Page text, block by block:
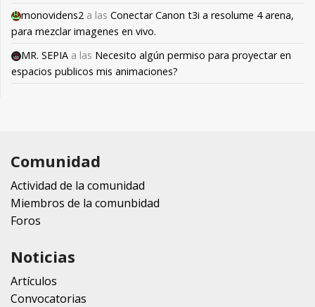
monovidens2 a las Conectar Canon t3i a resolume 4 arena,
para mezclar imagenes en vivo.
MR. SEPIA a las Necesito algún permiso para proyectar en
espacios publicos mis animaciones?
Comunidad
Actividad de la comunidad
Miembros de la comunbidad
Foros
Noticias
Artículos
Convocatorias